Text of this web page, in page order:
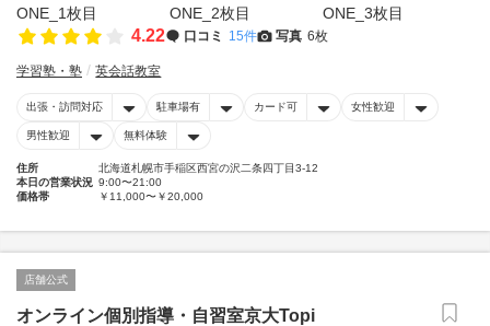
4.22 口コミ 15件 写真 6枚
学習塾・塾 英会話教室
出張・訪問対応 駐車場有 カード可 女性歓迎
男性歓迎 無料体験
住所
北海道札幌市手稲区西宮の沢二条四丁目3-12
本日の営業状況 9:00〜21:00
価格帯
￥11,000〜￥20,000
店舗公式
オンライン個別指導・自習室京大Topi